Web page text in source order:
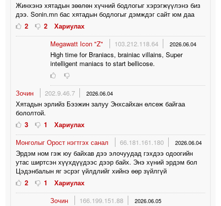
Жинхэнэ хятадын зөөлөн хүчний бодлогыг хэрэгжүүлэнэ биз
дээ. Sonin.mn бас хятадын бодлогыг дэмждэг сайт юм даа
2
2
Хариулах
Megawatt Icon "Z"
103.212.118.64 2026.06.04
High time for Braniacs, brainiac villains, Super
intelligent maniacs to start bellicose.
Зочин 202.9.46.7 2026.06.04
Хятадын эрлийз Бээжин залуу Энхсайхан өлсөж байгаа
бололтой.
3
1
Хариулах
Монголыг Орост нэгтгэх санал
66.181.161.180 2026.06.04
Эрдэм ном гэж юу байхав дээ элочуудад гэхдээ одоогийн
утас ширтсэн хүүхдүүдээс дээр байх. Энэ хүний эрдэм бол
Цэдэнбалын яг эсрэг үйлдлийг хийнэ өөр зүйлгүй
2
1
Хариулах
Зочин
166.199.151.88 2026.06.05